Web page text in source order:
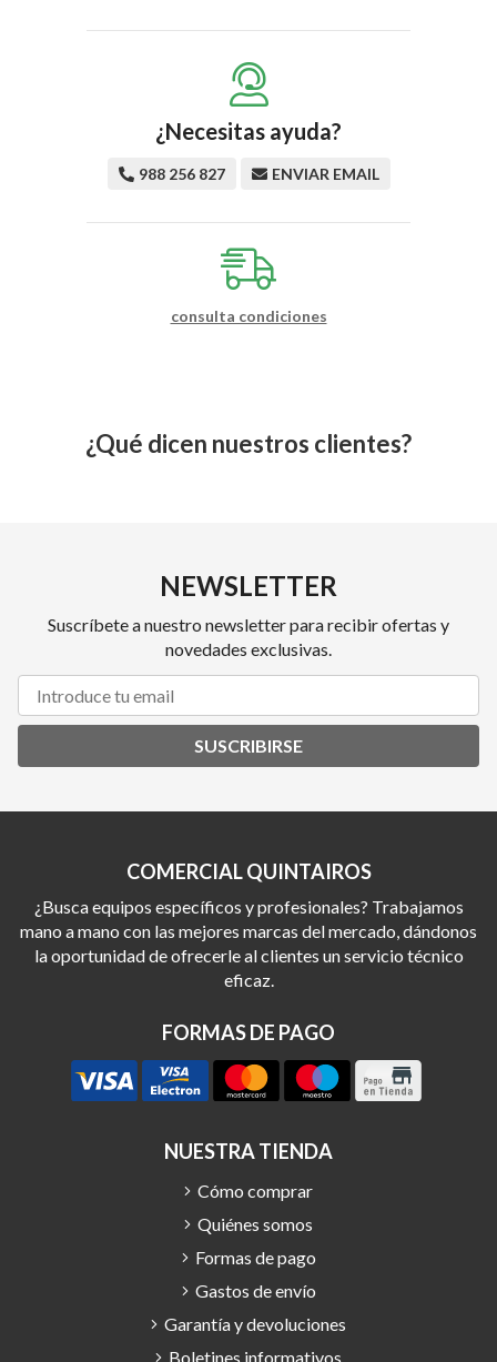
¿Necesitas ayuda?
988 256 827 ENVIAR EMAIL
consulta condiciones
¿Qué dicen nuestros clientes?
NEWSLETTER
Suscríbete a nuestro newsletter para recibir ofertas y
novedades exclusivas.
SUSCRIBIRSE
COMERCIAL QUINTAIROS
¿Busca equipos específicos y profesionales? Trabajamos
mano a mano con las mejores marcas del mercado, dándonos
la oportunidad de ofrecerle al clientes un servicio técnico
eficaz.
FORMAS DE PAGO
NUESTRA TIENDA
Cómo comprar
Quiénes somos
Formas de pago
Gastos de envío
Garantía y devoluciones
Boletines informativos